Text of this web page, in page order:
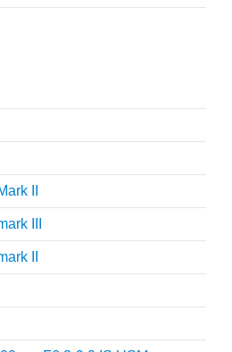
II
III
II